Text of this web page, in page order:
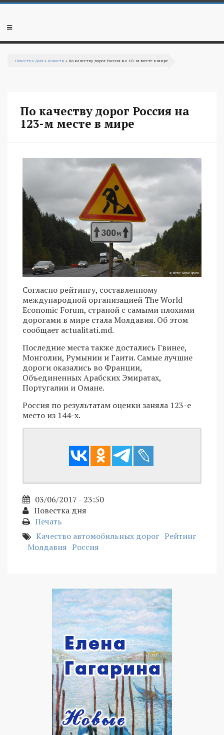
Перейти к основному содержанию
Мобильное
Повестка Дня »Новости » По качеству дорог Россия на 123-м месте в мире
По качеству дорог Россия на
123-м месте в мире
Согласно рейтингу, составленному
международной организацией The World
Economic Forum, страной с самыми плохими
дорогами в мире стала Молдавия. Об этом
сообщает actualitati.md.
Последние места также достались Гвинее,
Монголии, Румынии и Гаити. Самые лучшие
дороги оказались во Франции,
Объединенных Арабских Эмиратах,
Португалии и Омане.
Россия по результатам оценки заняла 123-е
место из 144-х.
03/06/2017 - 23:50
Повестка дня
Печать
Качество автомобильных дорог Рейтинг
Молдавия Россия